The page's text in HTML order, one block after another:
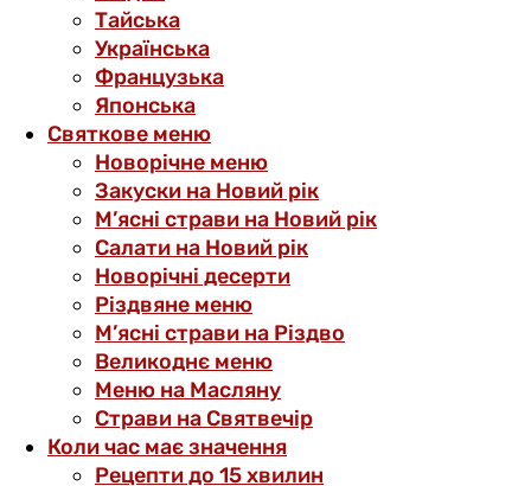
Тайська
Українська
Французька
Японська
Святкове меню
Новорічне меню
Закуски на Новий рік
М’ясні страви на Новий рік
Салати на Новий рік
Новорічні десерти
Різдвяне меню
М’ясні страви на Різдво
Великоднє меню
Меню на Масляну
Страви на Святвечір
Коли час має значення
Рецепти до 15 хвилин